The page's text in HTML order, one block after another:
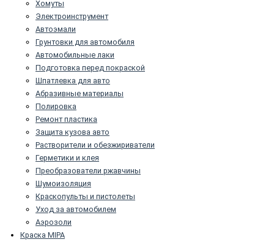
Хомуты
Электроинструмент
Автоэмали
Грунтовки для автомобиля
Автомобильные лаки
Подготовка перед покраской
Шпатлевка для авто
Абразивные материалы
Полировка
Ремонт пластика
Защита кузова авто
Растворители и обезжириватели
Герметики и клея
Преобразователи ржавчины
Шумоизоляция
Краскопульты и пистолеты
Уход за автомобилем
Аэрозоли
Краска MIPA